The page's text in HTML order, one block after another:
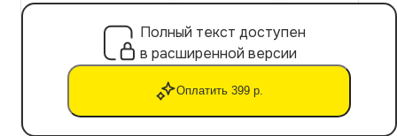
Полный текст доступен
в расширенной версии
Оплатить 399 р.